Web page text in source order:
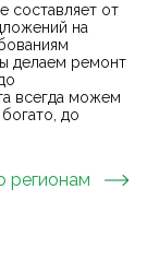
составляет от
на
делаем ремонт
всегда можем
до
регионам